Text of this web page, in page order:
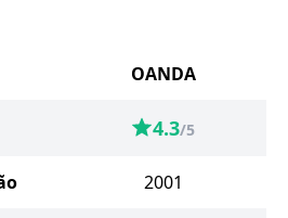
OANDA
4.3/5
2001